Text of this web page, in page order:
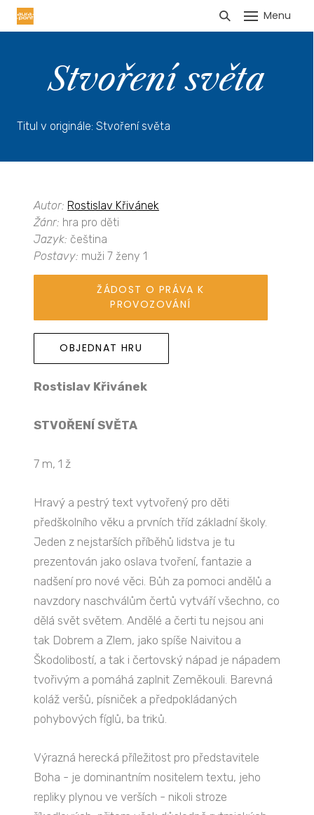
Menu
Stvoření světa
Titul v originále: Stvoření světa
Autor: Rostislav Křivánek
Žánr: hra pro děti
Jazyk: čeština
Postavy: muži 7 ženy 1
ŽÁDOST O PRÁVA K
PROVOZOVÁNÍ
OBJEDNAT HRU
Rostislav Křivánek
STVOŘENÍ SVĚTA
7 m, 1 ž
Hravý a pestrý text vytvořený pro děti
předškolního věku a prvních tříd základní školy.
Jeden z nejstarších příběhů lidstva je tu
prezentován jako oslava tvoření, fantazie a
nadšení pro nové věci. Bůh za pomoci andělů a
navzdory naschválům čertů vytváří všechno, co
dělá svět světem. Andělé a čerti tu nejsou ani
tak Dobrem a Zlem, jako spíše Naivitou a
Škodolibostí, a tak i čertovský nápad je nápadem
tvořivým a pomáhá zaplnit Zeměkouli. Barevná
koláž veršů, písniček a předpokládaných
pohybových fíglů, ba triků.
Výrazná herecká příležitost pro představitele
Boha - je dominantním nositelem textu, jeho
repliky plynou ve verších - nikoli stroze